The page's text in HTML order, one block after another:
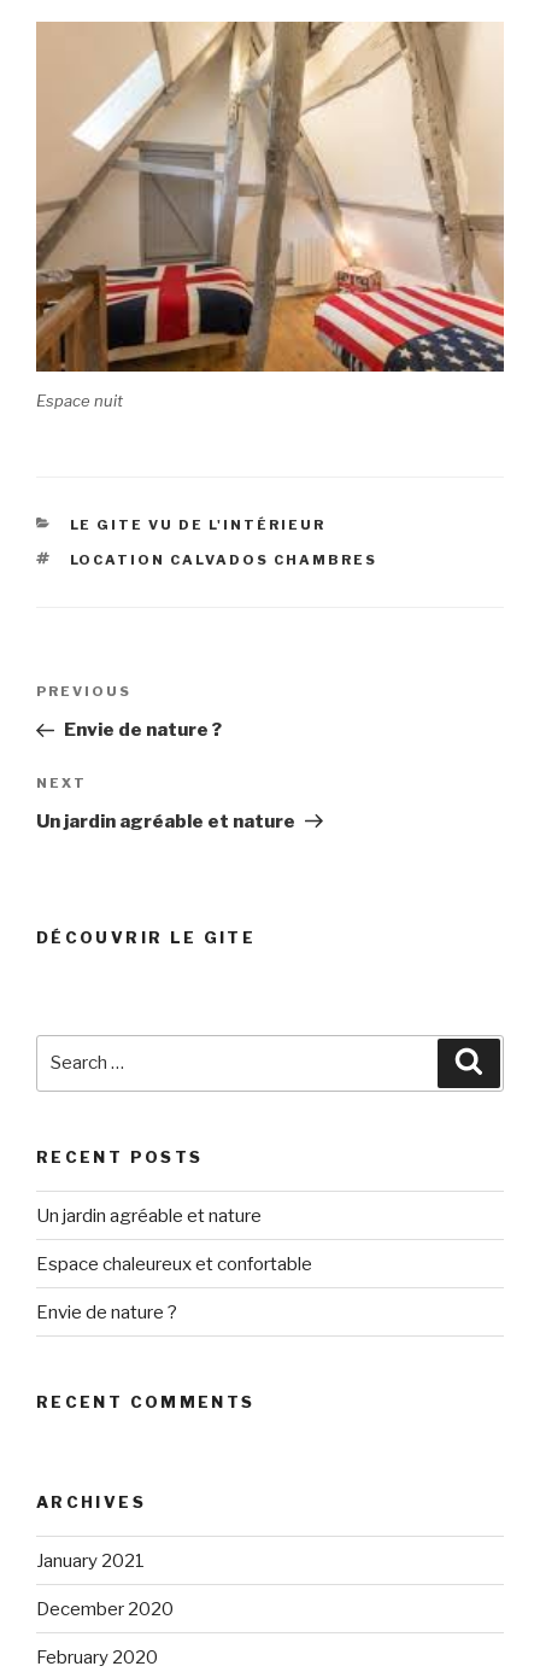
Espace nuit
CATEGORIES
LE GITE VU DE L'INTÉRIEUR
TAGS
LOCATION CALVADOS CHAMBRES
Post
Previous
Post
PREVIOUS
Envie de nature ?
Next
Post
NEXT
Un jardin agréable et nature
DÉCOUVRIR LE GITE
RECENT POSTS
Un jardin agréable et nature
Espace chaleureux et confortable
Envie de nature ?
RECENT COMMENTS
ARCHIVES
January 2021
December 2020
February 2020